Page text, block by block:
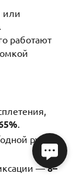
или
.
работают
.
рукой
—8–